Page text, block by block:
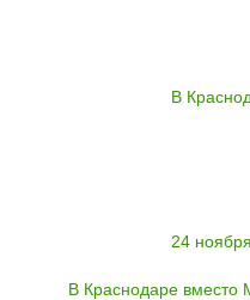
В
24
В Краснодаре вместо